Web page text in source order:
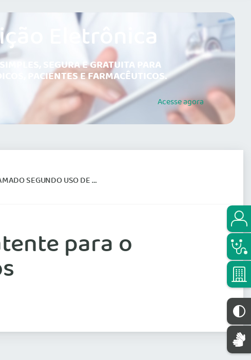
Eletrônica
SEGURA E GRATUITA PARA
PACIENTES E FARMACÊUTICOS.
Acesseagora
USO DE MEDICAMENTOS
para o